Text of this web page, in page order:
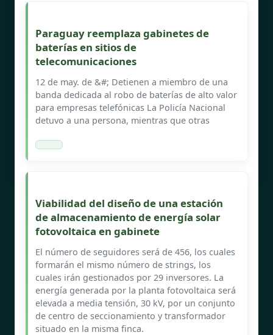
Paraguay reemplaza gabinetes de
baterías en sitios de
telecomunicaciones
12 de may. de &#; Detienen a miembro de una
banda dedicada al robo de baterías de alto valor
para empresas telefónicas La Policía Nacional
detuvo a una persona, mientras que otras
Viabilidad del diseño de una estación
de almacenamiento de energía solar
fotovoltaica en gabinete
El número de seguidores será de 456, los cuales
formarán el mismo número de strings, los
cuales irán gestionados por 29 inversores. La
energía generada por la planta fotovoltaica será
elevada a media tensión, 30 kV, por un conjunto
de centro de seccionamiento y transformador
situado en la misma finca.